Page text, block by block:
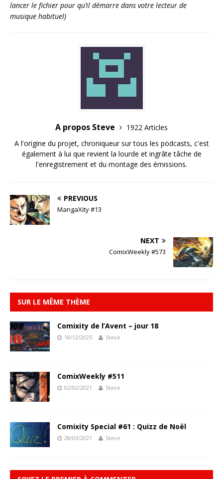
lancer le fichier pour qu’il démarre dans votre lecteur de
musique habituel)
A propos Steve
1922 Articles
A l'origine du projet, chroniqueur sur tous les podcasts, c'est
également à lui que revient la lourde et ingrâte tâche de
l'enregistrement et du montage des émissions.
PREVIOUS
MangaXity #13
NEXT
ComixWeekly #573
SUR LE MÊME THÈME
Comixity de l’Avent – jour 18
18/12/2025 Steve
ComixWeekly #511
02/02/2021 Steve
Comixity Special #61 : Quizz de Noël
28/03/2021 Steve